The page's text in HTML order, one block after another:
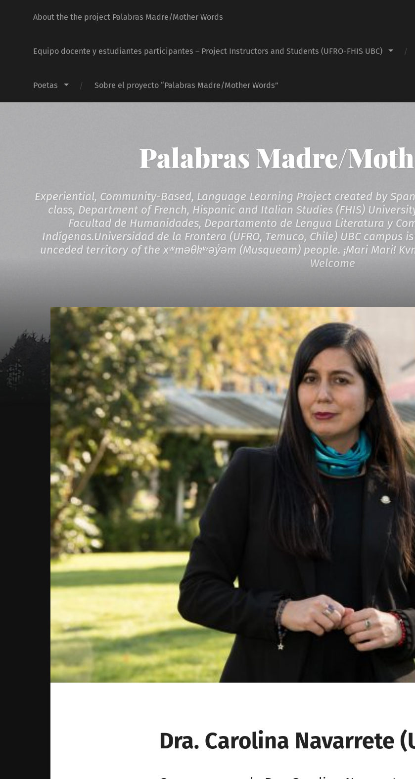
About the the project Palabras Madre/Mother Words
Equipo docente y estudiantes participantes – Project Instructors and Students (UFRO-FHIS UBC)
Poetas Sobre el proyecto “Palabras Madre/Mother Words”
Palabras Madre/
Experiential, Community-Based, Language Learning Project created by
class, Department of French, Hispanic and Italian Studies (FHIS)
Facultad de Humanidades, Departamento de Lengua Literatura y
Indígenas.Universidad de la Frontera (UFRO, Temuco, Chile) UBC
unceded territory of the xʷməθkʷəy̓əm (Musqueam) people. ¡Mari Mari!
Welcome
Dra. Carolina Navarrete